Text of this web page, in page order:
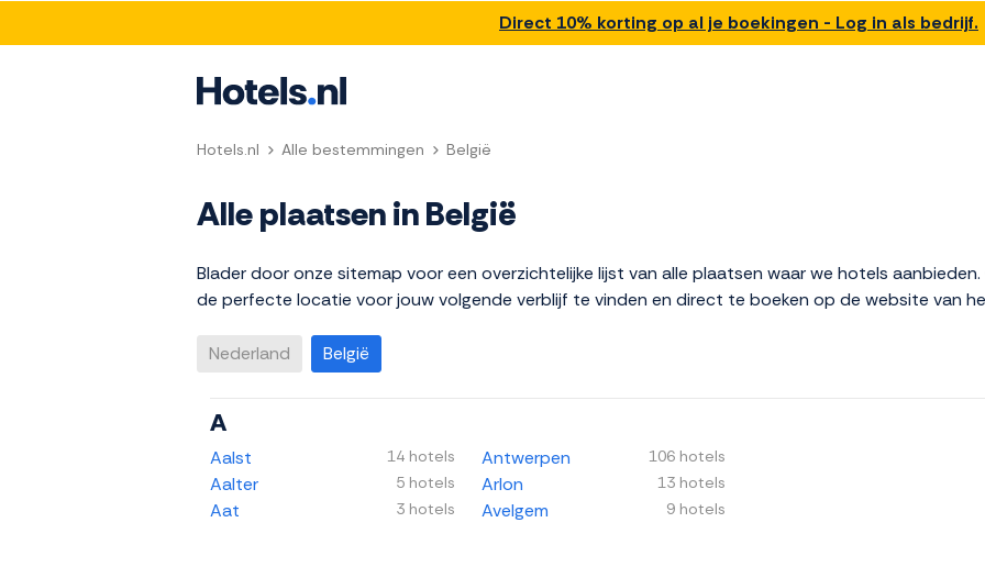
Direct 10% korting op al je boekingen - Log in als bedrijf.
Hotels.nl Alle bestemmingen België
Alle plaatsen in België
Blader door onze sitemap voor een overzichtelijke lijst van alle plaatsen waar we hotels
de perfecte locatie voor jouw volgende verblijf te vinden en direct te boeken op de website van
Nederland België
A
Aalst 14 hotels
Aalter 5 hotels
Aat 3 hotels
Antwerpen 106 hotels
Arlon 13 hotels
Avelgem 9 hotels